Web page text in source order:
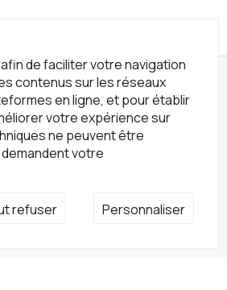
de faciliter votre navigation
contenus sur les réseaux
en ligne, et pour établir
votre expérience sur
ne peuvent être
votre
refuser Personnaliser
S'inscrire